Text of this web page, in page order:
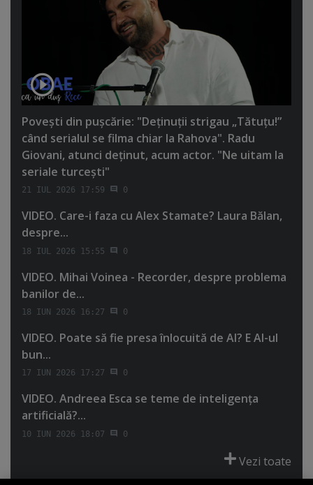
Poveşti din puşcărie: "Deţinuţii strigau „Tătuţu!”
când serialul se filma chiar la Rahova". Radu
Giovani, atunci deţinut, acum actor. "Ne uitam la
seriale turceşti"
21 IUL 2026 17:59 0
VIDEO. Care-i faza cu Alex Stamate? Laura Bălan,
despre...
18 IUL 2026 15:55 0
VIDEO. Mihai Voinea - Recorder, despre problema
banilor de...
18 IUN 2026 16:27 0
VIDEO. Poate să fie presa înlocuită de AI? E AI-ul
bun...
17 IUN 2026 17:27 0
VIDEO. Andreea Esca se teme de inteligenţa
artificială?...
10 IUN 2026 18:07 0
Vezi toate